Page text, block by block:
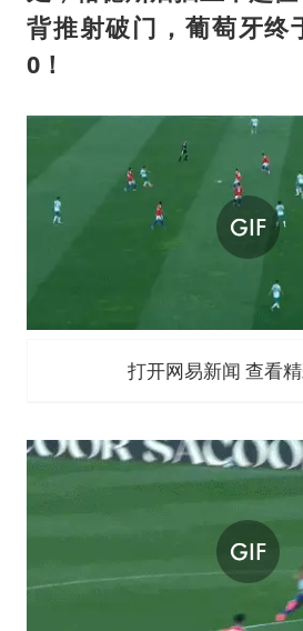
背推射破门，葡萄牙终
0！
打开网易新闻 查看